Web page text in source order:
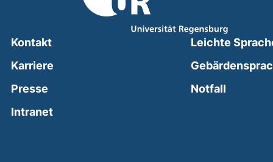
Kontakt
Karriere
Presse
Intranet(external link, opens in a new window)
Leichte
Notfall